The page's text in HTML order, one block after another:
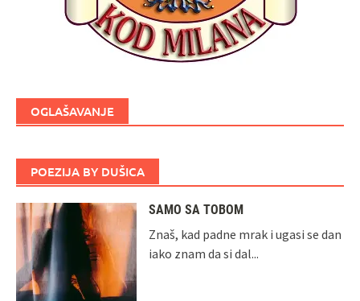
OGLAŠAVANJE
POEZIJA BY DUŠICA
SAMO SA TOBOM
Znaš, kad padne mrak i ugasi se dan
iako znam da si dal...